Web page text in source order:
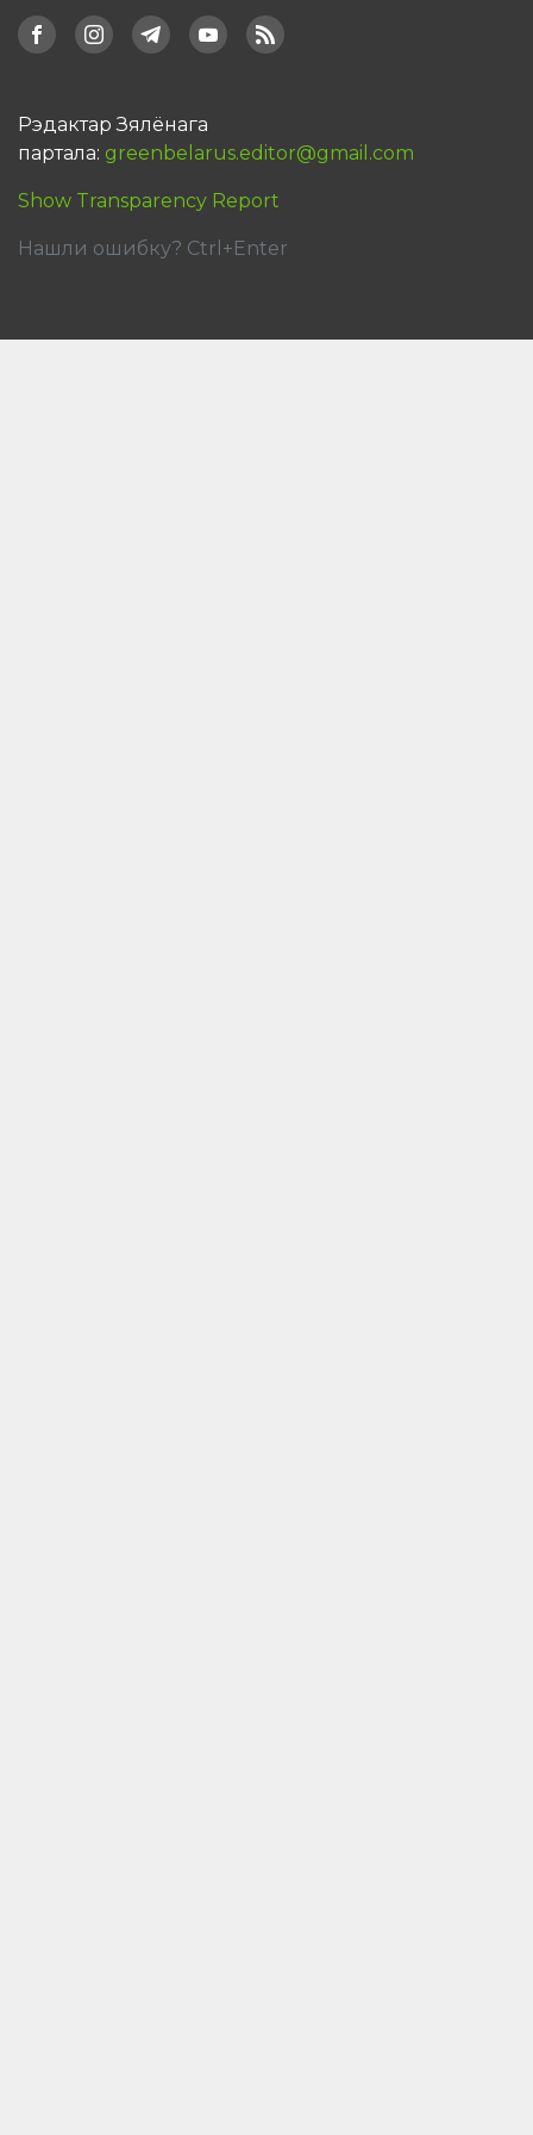
Рэдактар Зялёнага
партала: greenbelarus.editor@gmail.com
Show Transparency Report
Нашли ошибку? Ctrl+Enter